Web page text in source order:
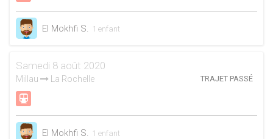
El Mokhfi S. 1 enfant
Samedi 8 août 2020
Millau La Rochelle TRAJET PASSÉ
El Mokhfi S. 1 enfant